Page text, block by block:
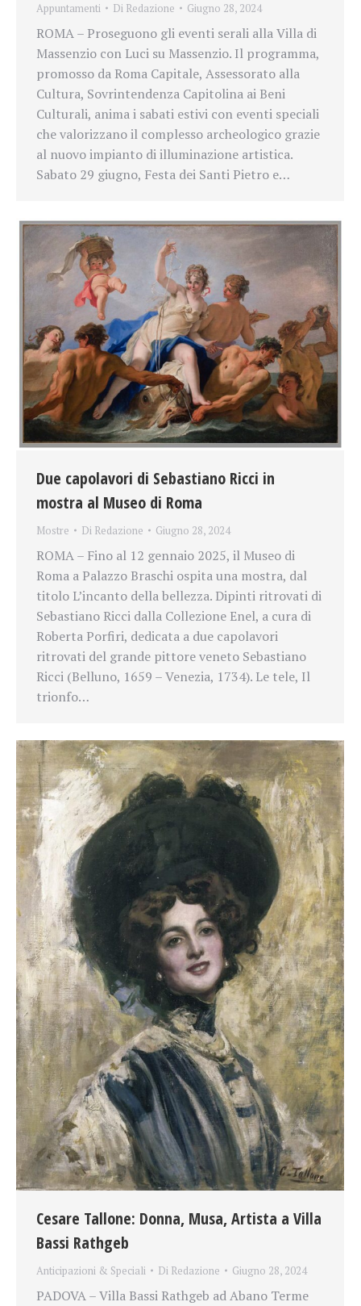
Appuntamenti Di Redazione Giugno 28, 2024
ROMA – Proseguono gli eventi serali alla Villa di
Massenzio con Luci su Massenzio. Il programma,
promosso da Roma Capitale, Assessorato alla
Cultura, Sovrintendenza Capitolina ai Beni
Culturali, anima i sabati estivi con eventi speciali
che valorizzano il complesso archeologico grazie
al nuovo impianto di illuminazione artistica.
Sabato 29 giugno, Festa dei Santi Pietro e…
Due capolavori di Sebastiano Ricci in
mostra al Museo di Roma
Mostre Di Redazione Giugno 28, 2024
ROMA – Fino al 12 gennaio 2025, il Museo di
Roma a Palazzo Braschi ospita una mostra, dal
titolo L’incanto della bellezza. Dipinti ritrovati di
Sebastiano Ricci dalla Collezione Enel, a cura di
Roberta Porfiri, dedicata a due capolavori
ritrovati del grande pittore veneto Sebastiano
Ricci (Belluno, 1659 – Venezia, 1734). Le tele, Il
trionfo…
Cesare Tallone: Donna, Musa, Artista a Villa
Bassi Rathgeb
Anticipazioni & Speciali Di Redazione Giugno 28, 2024
PADOVA – Villa Bassi Rathgeb ad Abano Terme